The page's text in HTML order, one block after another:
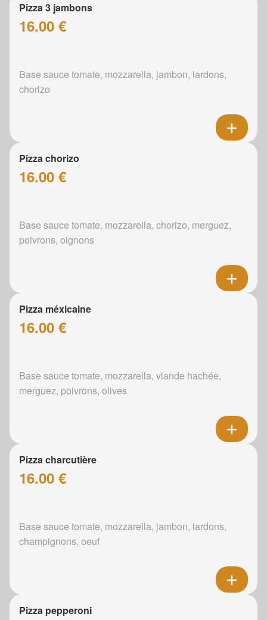
Pizza 3 jambons
16.00 €
Base sauce tomate, mozzarella, jambon, lardons,
chorizo
Pizza chorizo
16.00 €
Base sauce tomate, mozzarella, chorizo, merguez,
poivrons, oignons
Pizza méxicaine
16.00 €
Base sauce tomate, mozzarella, viande hachée,
merguez, poivrons, olives
Pizza charcutière
16.00 €
Base sauce tomate, mozzarella, jambon, lardons,
champignons, oeuf
Pizza pepperoni